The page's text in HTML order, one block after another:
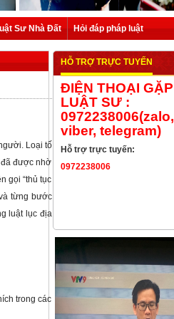
Sư Nhà Đất Hỏi đáp pháp luật
Loại tố
được nhờ
gọi “thủ tục
từng bước
luật lục địa
trong các
HỖ TRỢ TRỰC TUYẾN
ĐIỆN THOẠI GẶP
LUẬT SƯ :
0972238006(zalo,
viber, telegram)
Hỗ trợ trực tuyến:
0972238006